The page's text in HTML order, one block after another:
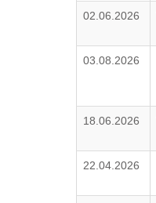
02.06.2026
03.08.2026
18.06.2026
22.04.2026